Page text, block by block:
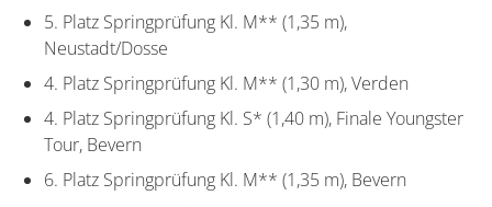
5. Platz Springprüfung Kl. M** (1,35 m),
Neustadt/Dosse
4. Platz Springprüfung Kl. M** (1,30 m), Verden
4. Platz Springprüfung Kl. S* (1,40 m), Finale Youngster
Tour, Bevern
6. Platz Springprüfung Kl. M** (1,35 m), Bevern